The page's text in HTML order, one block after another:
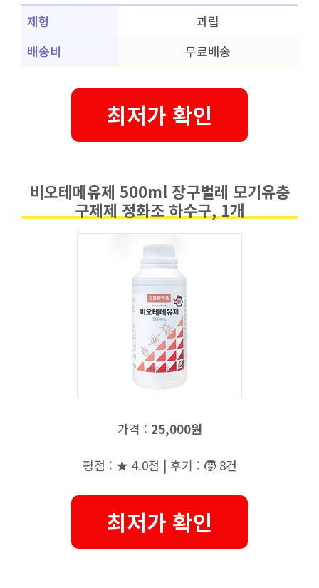
제형
과립
배송비
무료배송
최저가 확인
비오테메유제 500ml 장구벌레 모기유충
구제제 정화조 하수구, 1개
가격 : 25,000원
평점 : ★ 4.0점 | 후기 : 🧒 8건
최저가 확인